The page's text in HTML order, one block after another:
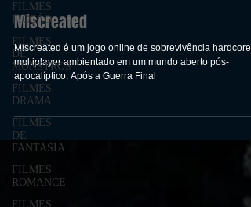
FILMES
FICÇÃO
FILMES
DE
MONSTROS
FILMES
DRAMA
FILMES
DE
FANTASIA
FILMES
ROMANCE
FILMES
Miscreated
Miscreated é um jogo online de sobrevivência hardcore
multiplayer ambientado em um mundo aberto pós-
apocalíptico. Após a Guerra Final